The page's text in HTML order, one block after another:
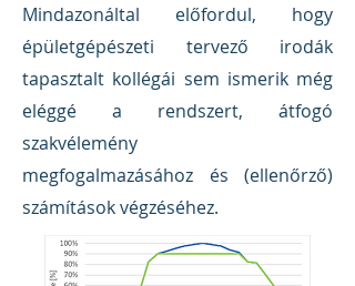
Mindazonáltal előfordul, hogy
épületgépészeti tervező irodák
tapasztalt kollégái sem ismerik még
eléggé a rendszert, átfogó
szakvélemény
megfogalmazásához és (ellenőrző)
számítások végzéséhez.